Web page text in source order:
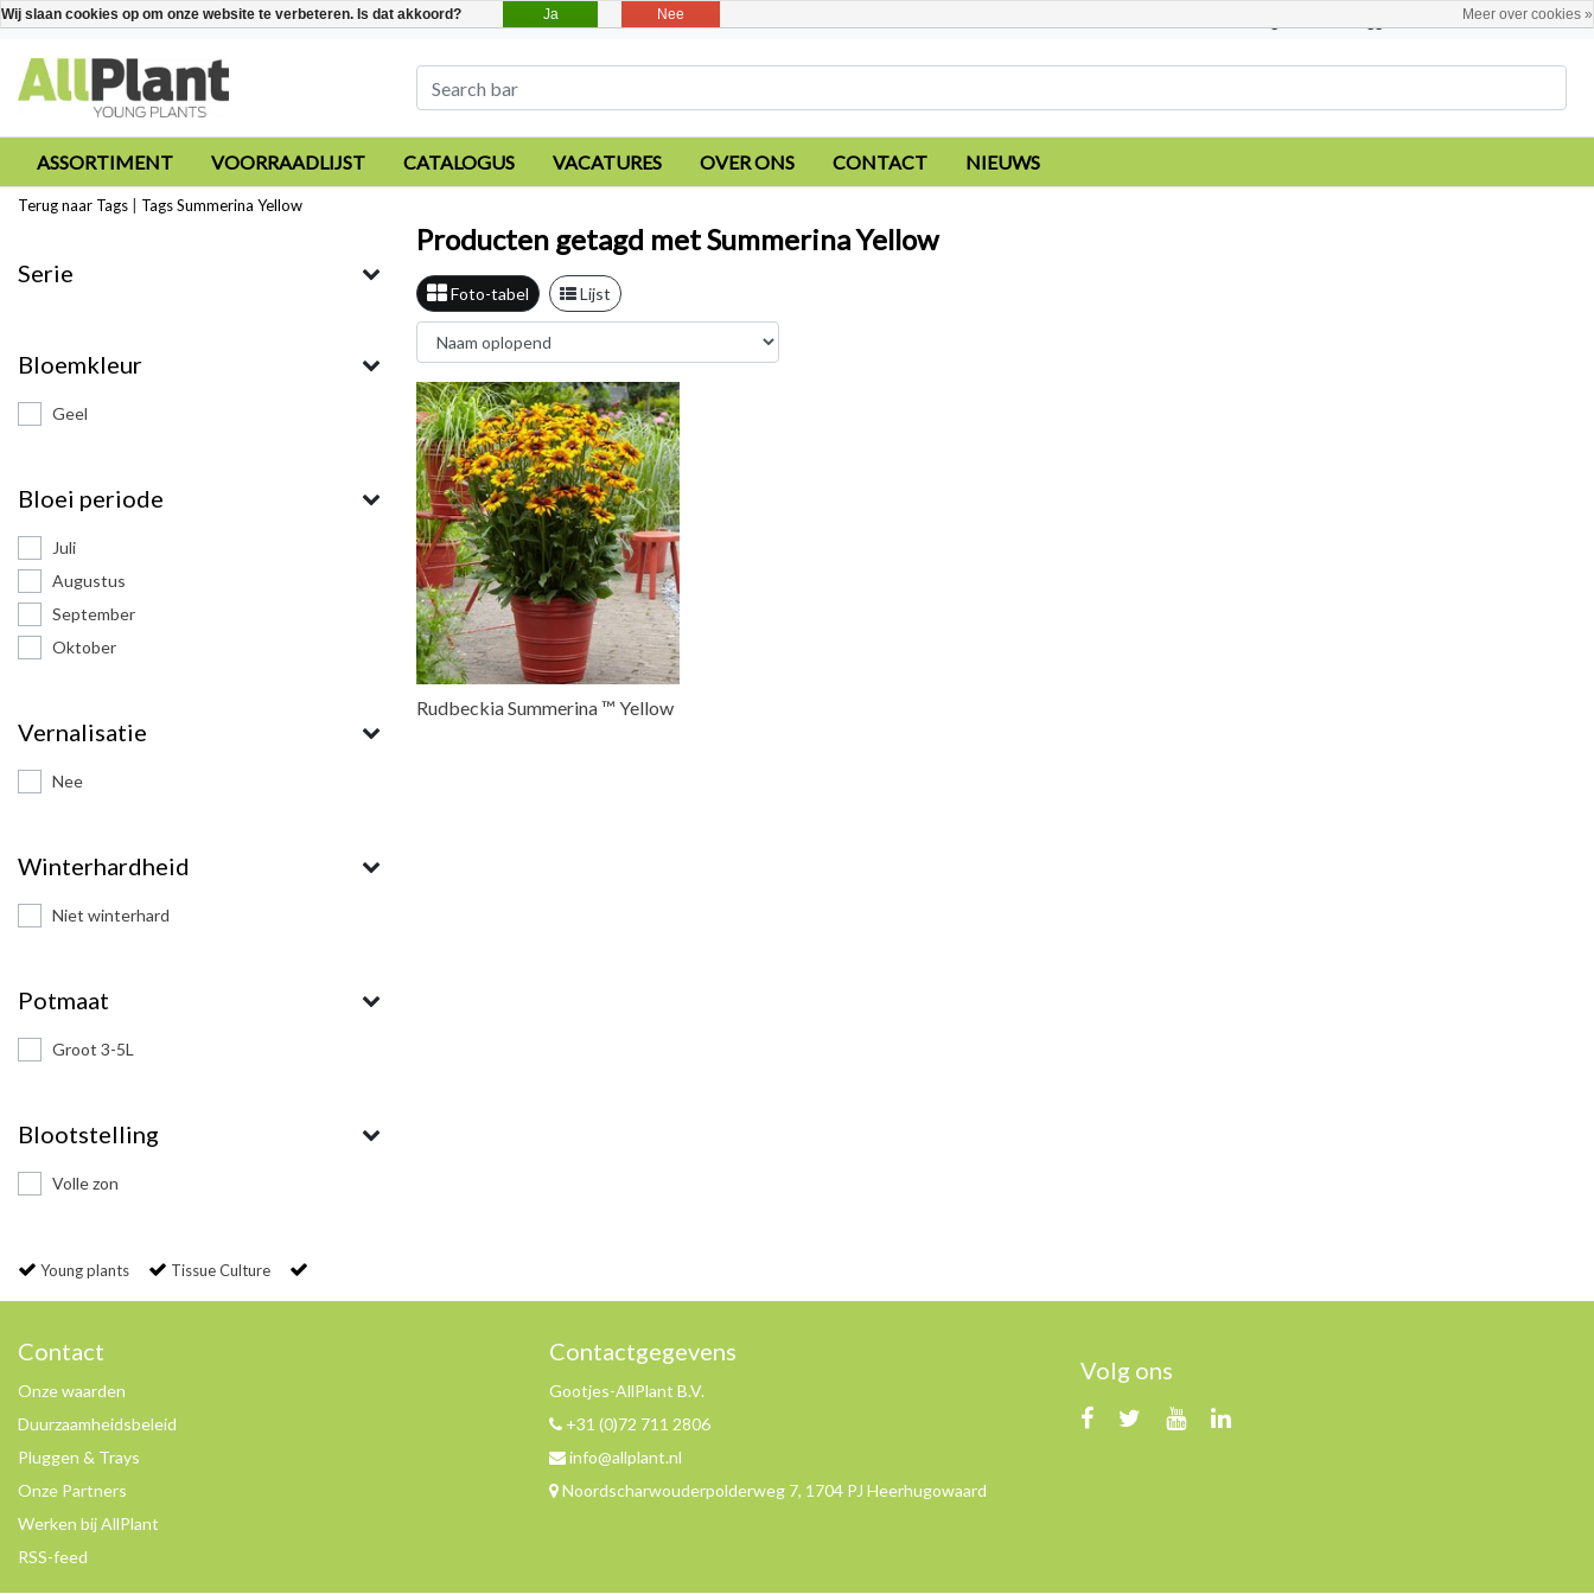
Nederlands
ASSORTIMENT VOORRAADLIJST CATALOGUS VACATURES OVER ONS CONTACT NIEUWS
Terug naar Tags TagsSummerina Yellow
Serie
Bloemkleur
Geel
Bloei periode
Juli
Augustus
September
Oktober
Vernalisatie
Nee
Winterhardheid
Niet winterhard
Potmaat
Groot 3-5L
Blootstelling
Volle zon
Producten getagd met Summerina Yellow
Foto-tabel Lijst
Rudbeckia Summerina ™ Yellow
Young plants Tissue Culture
Contact
Onze waarden
Duurzaamheidsbeleid
Pluggen & Trays
Onze Partners
Werken bij AllPlant
RSS-feed
Contactgegevens
Gootjes-AllPlant B.V.
+31 (0)72 711 2806
info@allplant.nl
Noordscharwouderpolderweg 7, 1704 PJ Heerhugowaard
Volg ons
Wij slaan cookies op om onze website te verbeteren. Is dat akkoord? Ja Nee Meer over cookies »